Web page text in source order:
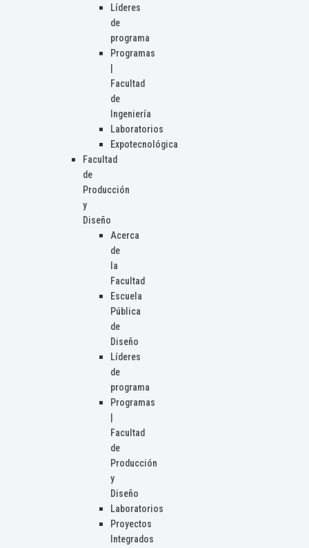
Líderes
de
programa
Programas
Facultad
de
Ingeniería
Laboratorios
Expotecnológica
Facultad
de
Producción
y
Diseño
Acerca
de
la
Facultad
Escuela
Pública
de
Diseño
Líderes
de
programa
Programas
Facultad
de
Producción
y
Diseño
Laboratorios
Proyectos
Integrados